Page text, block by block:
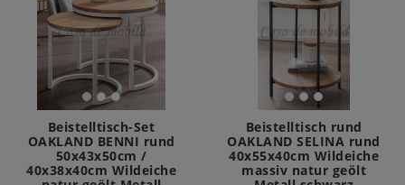
Beistelltisch-Set
OAKLAND BENNI rund
50x43x50cm /
40x38x40cm Wildeiche
Beistelltisch rund
OAKLAND SELINA rund
40x55x40cm Wildeiche
massiv natur geölt